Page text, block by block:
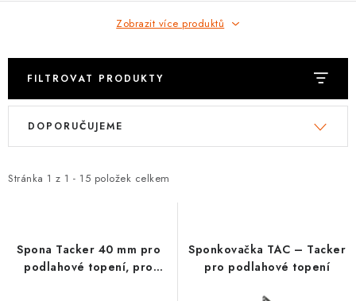
OBCHODNÍ PODMÍNKY
O NÁS
ZNAČKY
Zobrazit více produktů
FILTROVAT PRODUKTY
V
i
Stránka 1 z 1 - 15 položek celkem
Ř
e
p
DOPORUČUJEME
Spona Tacker 40 mm pro
podlahové topení, pro
Sponkovačka TAC – Tacker
pro podlahové topení